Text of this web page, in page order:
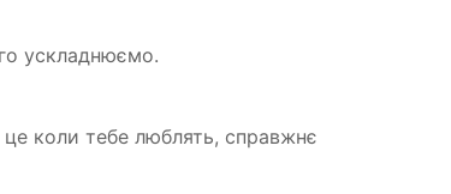
ускладнюємо.
коли тебе люблять, справжнє